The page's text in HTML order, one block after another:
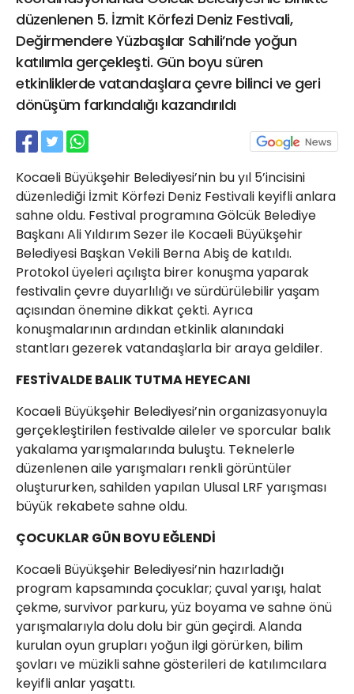
düzenlenen 5. İzmit Körfezi Deniz Festivali,
Değirmendere Yüzbaşılar Sahili’nde yoğun
katılımla gerçekleşti. Gün boyu süren
etkinliklerde vatandaşlara çevre bilinci ve geri
dönüşüm farkındalığı kazandırıldı
Kocaeli Büyükşehir Belediyesi’nin bu yıl 5’incisini
düzenlediği İzmit Körfezi Deniz Festivali keyifli anlara
sahne oldu. Festival programına Gölcük Belediye
Başkanı Ali Yıldırım Sezer ile Kocaeli Büyükşehir
Belediyesi Başkan Vekili Berna Abiş de katıldı.
Protokol üyeleri açılışta birer konuşma yaparak
festivalin çevre duyarlılığı ve sürdürülebilir yaşam
açısından önemine dikkat çekti. Ayrıca
konuşmalarının ardından etkinlik alanındaki
stantları gezerek vatandaşlarla bir araya geldiler.
FESTİVALDE BALIK TUTMA HEYECANI
Kocaeli Büyükşehir Belediyesi’nin organizasyonuyla
gerçekleştirilen festivalde aileler ve sporcular balık
yakalama yarışmalarında buluştu. Teknelerle
düzenlenen aile yarışmaları renkli görüntüler
oluştururken, sahilden yapılan Ulusal LRF yarışması
büyük rekabete sahne oldu.
ÇOCUKLAR GÜN BOYU EĞLENDİ
Kocaeli Büyükşehir Belediyesi’nin hazırladığı
program kapsamında çocuklar; çuval yarışı, halat
çekme, survivor parkuru, yüz boyama ve sahne önü
yarışmalarıyla dolu dolu bir gün geçirdi. Alanda
kurulan oyun grupları yoğun ilgi görürken, bilim
şovları ve müzikli sahne gösterileri de katılımcılara
keyifli anlar yaşattı.
02624132333
haber@golcukpostasi.com